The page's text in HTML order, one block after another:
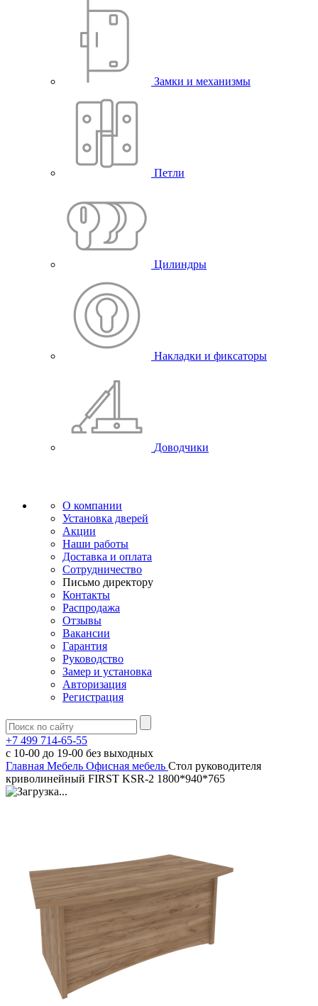
Замки и механизмы
Петли
Цилиндры
Накладки и фиксаторы
Доводчики
О компании
Установка дверей
Акции
Наши работы
Доставка и оплата
Сотрудничество
Письмо директору
Контакты
Распродажа
Отзывы
Вакансии
Гарантия
Руководство
Замер и установка
Авторизация
Регистрация
+7 499 714-65-55
с 10-00 до 19-00 без выходных
Главная Мебель Офисная мебель Стол руководителя
криволинейный FIRST KSR-2 1800*940*765